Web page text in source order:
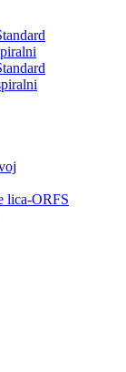
lica-ORFS